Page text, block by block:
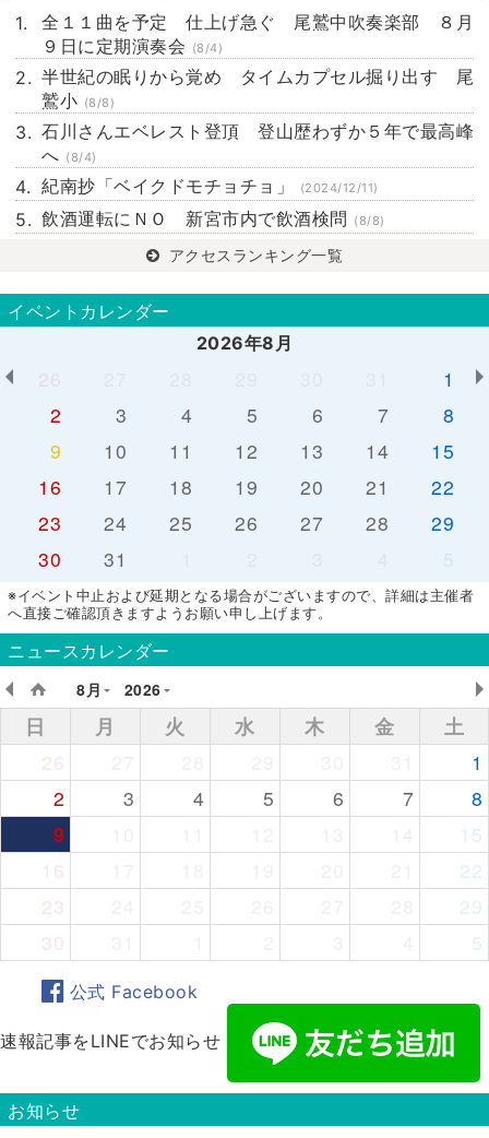
全１１曲を予定 仕上げ急ぐ 尾鷲中吹奏楽部 ８月
９日に定期演奏会 (8/4)
半世紀の眠りから覚め タイムカプセル掘り出す 尾
鷲小 (8/8)
石川さんエベレスト登頂 登山歴わずか５年で最高峰
へ (8/4)
紀南抄「ベイクドモチョチョ」 (2024/12/11)
飲酒運転にＮＯ 新宮市内で飲酒検問 (8/8)
アクセスランキング一覧
イベントカレンダー
2026年8月
26
1
2
3 4 5 6 7
8
9
10 11 12 13 14
15
16
17 18 19 20 21
22
23
24 25 26 27 28
29
30
31 5
※イベント中止および延期となる場合がございますので、詳細は主催者
へ直接ご確認頂きますようお願い申し上げます。
ニュースカレンダー
8月
2026
日 月 火 水 木 金
土
26
1
2
3 4 5 6 7
8
9
15
16
22
23
29
30
5
公式 Facebook
速報記事をLINEでお知らせ
お知らせ